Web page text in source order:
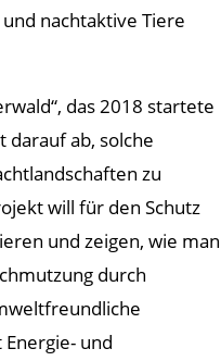
nachtaktive Tiere
das 2018 startete
darauf ab, solche
zu
will für den Schutz
und zeigen, wie man
durch
und